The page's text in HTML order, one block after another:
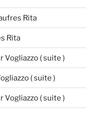
Rita
Rita
Vogliazzo ( suite )
( suite )
Vogliazzo ( suite )